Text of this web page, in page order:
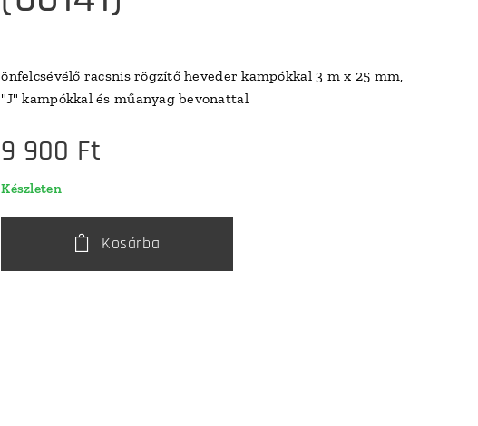
önfelcsévélő racsnis rögzítő heveder kampókkal 3 m x 25 mm,
"J" kampókkal és műanyag bevonattal
9 900 Ft
Készleten
Kosárba